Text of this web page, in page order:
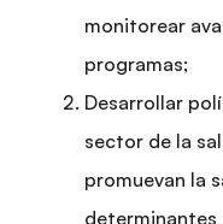
monitorear
programas;
Desarrollar
sector de la
promuevan la
determinantes